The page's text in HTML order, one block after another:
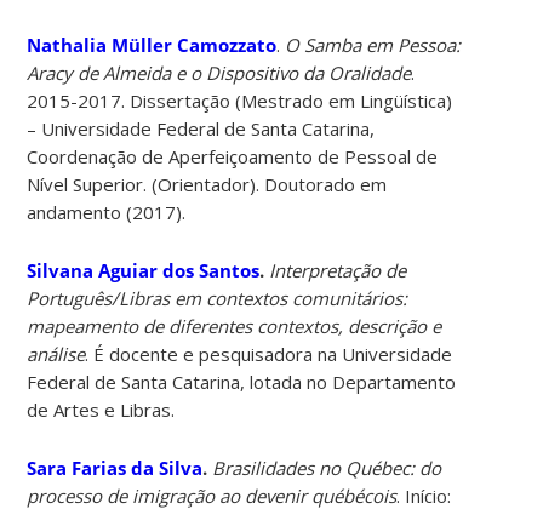
Nathalia Müller Camozzato. O Samba em Pessoa:
Aracy de Almeida e o Dispositivo da Oralidade.
2015-2017. Dissertação (Mestrado em Lingüística)
– Universidade Federal de Santa Catarina,
Coordenação de Aperfeiçoamento de Pessoal de
Nível Superior. (Orientador). Doutorado em
andamento (2017).
Silvana Aguiar dos Santos. Interpretação de
Português/Libras em contextos comunitários:
mapeamento de diferentes contextos, descrição e
análise. É docente e pesquisadora na Universidade
Federal de Santa Catarina, lotada no Departamento
de Artes e Libras.
Sara Farias da Silva. Brasilidades no Québec: do
processo de imigração ao devenir québécois. Início: